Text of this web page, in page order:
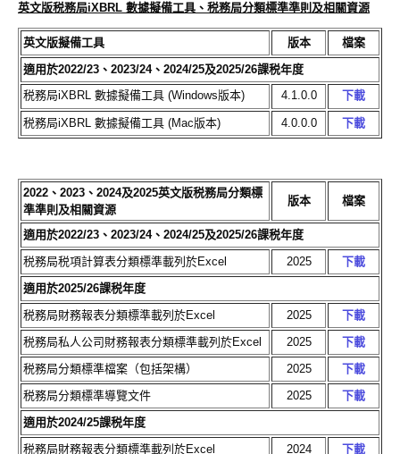
英文版税務局iXBRL 數據擬備工具、税務局分類標準準則及相關資源
英文版擬備工具 版本
檔案
適用於2022/23、2023/24、2024/25及2025/26課税年度
税務局iXBRL 數據擬備工具 (Windows版本)
4.1.0.0 下載
税務局iXBRL 數據擬備工具 (Mac版本) 4.0.0.0 下載
2022、2023、2024及2025英文版税務局分類標
準準則及相關資源
版本 檔案
適用於2022/23、2023/24、2024/25及2025/26課税年度
税務局税項計算表分類標準載列於Excel
2025
下載
適用於2025/26課税年度
税務局財務報表分類標準載列於Excel
2025
下載
税務局私人公司財務報表分類標準載列於Excel
2025
下載
税務局分類標準檔案（包括架構）
2025
下載
税務局分類標準導覽文件
2025
下載
適用於2024/25課税年度
税務局財務報表分類標準載列於Excel
2024
下載